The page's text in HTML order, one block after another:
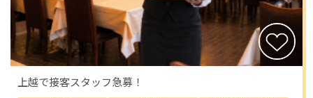
上越で接客スタッフ急募！